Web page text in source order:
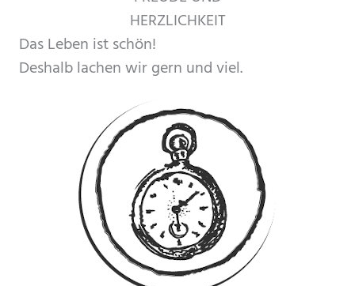
HERZLICHKEIT
Das Leben ist schön!
Deshalb lachen wir gern und viel.